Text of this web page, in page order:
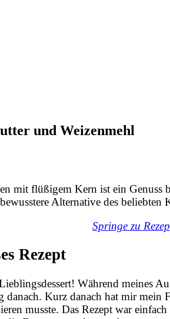
und Weizenmehl
mit flüßigem Kern ist ein Genuss
Alternative des beliebten
Springe zu
Rezept
Während meines
danach. Kurz danach hat mir mein
musste. Das Rezept war